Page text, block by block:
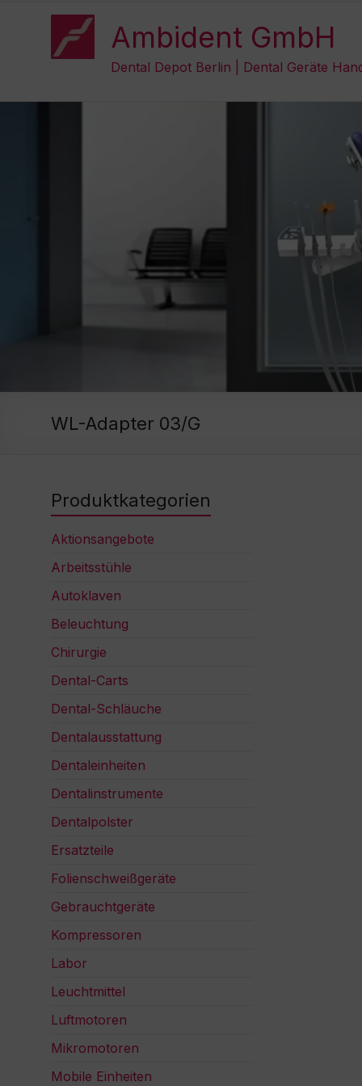
Ambident GmbH
Dental Depot Berlin | Dental Geräte
WL-Adapter 03/G
Produktkategorien
Aktionsangebote
Arbeitsstühle
Autoklaven
Beleuchtung
Chirurgie
Dental-Carts
Dental-Schläuche
Dentalausstattung
Dentaleinheiten
Dentalinstrumente
Dentalpolster
Ersatzteile
Folienschweißgeräte
Gebrauchtgeräte
Kompressoren
Labor
Leuchtmittel
Luftmotoren
Mikromotoren
Mobile Einheiten